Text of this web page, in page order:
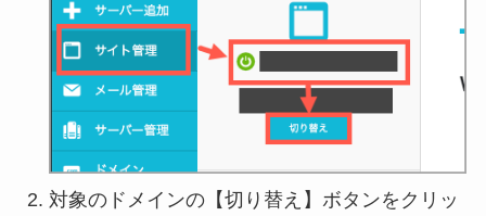
対象のドメインの【切り替え】ボタンをクリッ